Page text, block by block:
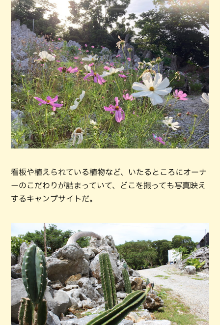
看板や植えられている植物など、いたるところにオーナ
ーのこだわりが詰まっていて、どこを撮っても写真映え
するキャンプサイトだ。